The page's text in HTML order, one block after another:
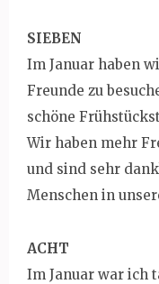
SIEBEN
Im Januar haben
Freunde zu
schöne
Wir haben mehr
und sind sehr
Menschen in
ACHT
Im Januar war ich